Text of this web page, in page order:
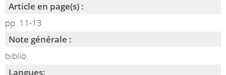
Article en page(s) :
pp. 11-13
Note générale :
biblio.
Langues: